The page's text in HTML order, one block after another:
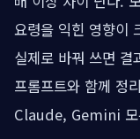
요령을 익힌 영향이
실제로 바꿔 쓰면
프롬프트와 함께 정
Claude, Gemini 모